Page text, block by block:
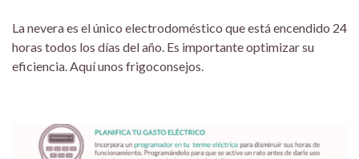
La nevera es el único electrodoméstico que está encendido 24
horas todos los días del año. Es importante optimizar su
eficiencia. Aquí unos frigoconsejos.